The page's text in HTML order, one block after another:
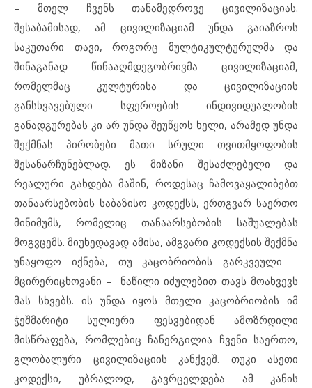
– მთელ ჩვენს თანამედროვე ცივილიზაციას.
შესაბამისად, ამ ცივილიზაციამ უნდა გაიაზროს
საკუთარი თავი, როგორც მულტიკულტურულმა და
შინაგანად წინააღმდეგობრივმა ცივილიზაციამ,
რომელმაც კულტურისა და ცივილიზაციის
განსხვავებული სფეროების ინდივიდუალობის
განადგურებას კი არ უნდა შეუწყოს ხელი, არამედ უნდა
შექმნას პირობები მათი სრული თვითმყოფობის
შესანარჩუნებლად. ეს მიზანი შესაძლებელი და
რეალური გახდება მაშინ, როდესაც ჩამოვაყალიბებთ
თანაარსებობის საბაზისო კოდექსს, ერთგვარ საერთო
მინიმუმს, რომელიც თანაარსებობის საშუალებას
მოგვცემს. მიუხედავად ამისა, ამგვარი კოდექსის შექმნა
უნაყოფო იქნება, თუ კაცობრიობის გარკვეული –
მცირერიცხოვანი – ნაწილი იძულებით თავს მოახვევს
მას სხვებს. ის უნდა იყოს მთელი კაცობრიობის იმ
ჭეშმარიტი სულიერი ფესვებიდან ამოზრდილი
მისწრაფება, რომლებიც ჩანერგილია ჩვენი საერთო,
გლობალური ცივილიზაციის კანქვეშ. თუკი ასეთი
კოდექსი, უბრალოდ, გავრცელდება ამ კანის